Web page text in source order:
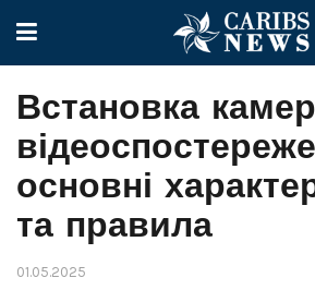
Встановка камер
основні
та правила
01.05.2025